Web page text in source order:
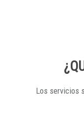
Los servicios